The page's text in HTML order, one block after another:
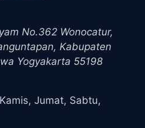
No.362 Wonocatur,
Kabupaten
Yogyakarta 55198
Jumat, Sabtu,